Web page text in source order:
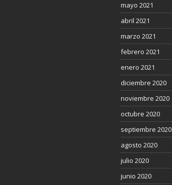
mayo 2021
abril 2021
marzo 2021
febrero 2021
enero 2021
diciembre 2020
noviembre 2020
octubre 2020
septiembre 2020
agosto 2020
julio 2020
junio 2020